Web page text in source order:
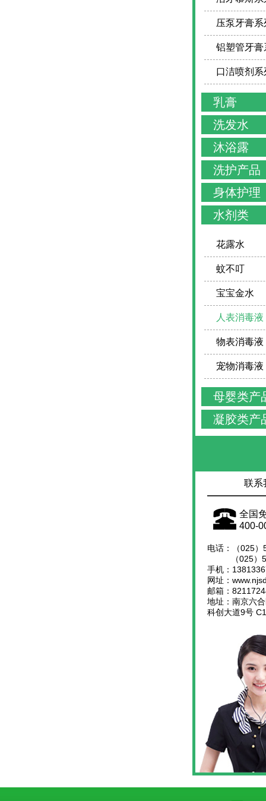
压泵牙膏系
铝塑管牙膏
口洁喷剂系
乳膏
洗发水
沐浴露
洗护产品
身体护理
水剂类
花露水
蚊不叮
宝宝金水
人表消毒液
物表消毒液
宠物消毒液
母婴类产
凝胶类产
联系
全国
400-
电话：（025）
（025）
手机：
网址：
邮箱：
地址：南京六
科创大道9号